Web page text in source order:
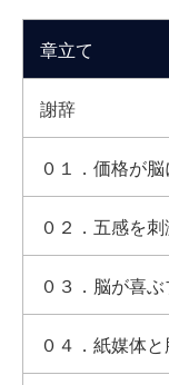
章立て
謝辞
０１．価格が
０ ２．五感を
０ ３．脳が喜
０ ４．紙媒体